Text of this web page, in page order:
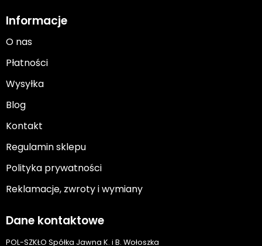
Informacje
O nas
Płatności
Wysyłka
Blog
Kontakt
Regulamin sklepu
Polityka prywatności
Reklamacje, zwroty i wymiany
Dane kontaktowe
POL-SZKŁO Spółka Jawna K. i B. Wołoszka